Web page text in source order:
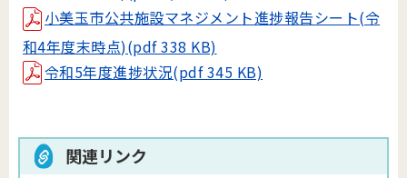
小美玉市公共施設マネジメント進捗報告シート(令
和4年度末時点)(pdf 338 KB)
令和5年度進捗状況(pdf 345 KB)
関連リンク